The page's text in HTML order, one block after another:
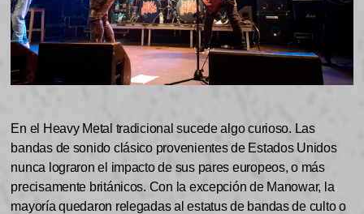
En el Heavy Metal tradicional sucede algo curioso. Las
bandas de sonido clásico provenientes de Estados Unidos
nunca lograron el impacto de sus pares europeos, o más
precisamente británicos. Con la excepción de Manowar, la
mayoría quedaron relegadas al estatus de bandas de culto o